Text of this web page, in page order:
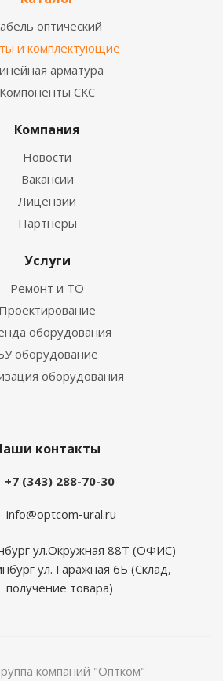
оптический
и комплектующие
арматура
Компоненты СКС
Компания
Новости
Вакансии
Лицензии
Партнеры
Услуги
Ремонт и ТО
Проектирование
оборудования
оборудование
оборудования
контакты
+7 (343) 288-70-30
info@optcom-ural.ru
ул.Окружная 88Т (ОФИС)
ул. Гаражная 6Б (Склад,
получение товара)
компаний "Оптком"